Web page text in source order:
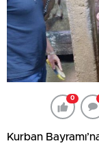
0
Kurban